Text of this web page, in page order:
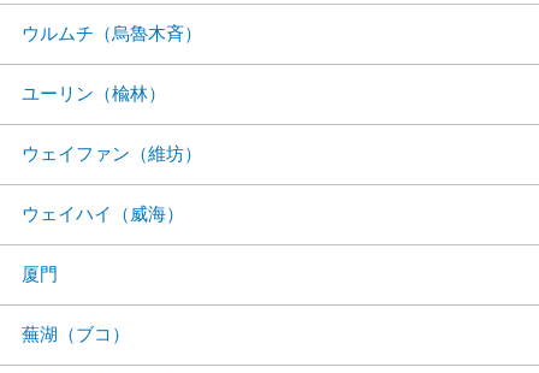
ウルムチ（烏魯木斉）
ユーリン（楡林）
ウェイファン（維坊）
ウェイハイ（威海）
厦門
蕪湖（ブコ）